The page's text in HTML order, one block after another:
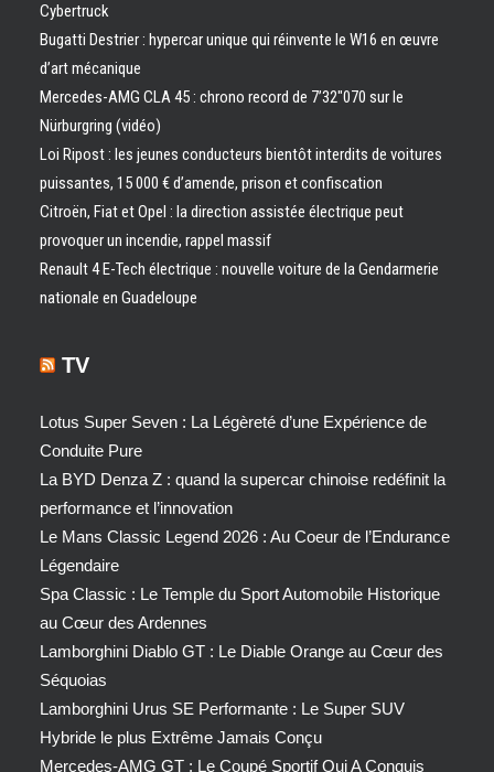
Cybertruck
Bugatti Destrier : hypercar unique qui réinvente le W16 en œuvre
d’art mécanique
Mercedes-AMG CLA 45 : chrono record de 7’32″070 sur le
Nürburgring (vidéo)
Loi Ripost : les jeunes conducteurs bientôt interdits de voitures
puissantes, 15 000 € d’amende, prison et confiscation
Citroën, Fiat et Opel : la direction assistée électrique peut
provoquer un incendie, rappel massif
Renault 4 E-Tech électrique : nouvelle voiture de la Gendarmerie
nationale en Guadeloupe
TV
Lotus Super Seven : La Légèreté d’une Expérience de
Conduite Pure
La BYD Denza Z : quand la supercar chinoise redéfinit la
performance et l’innovation
Le Mans Classic Legend 2026 : Au Coeur de l’Endurance
Légendaire
Spa Classic : Le Temple du Sport Automobile Historique
au Cœur des Ardennes
Lamborghini Diablo GT : Le Diable Orange au Cœur des
Séquoias
Lamborghini Urus SE Performante : Le Super SUV
Hybride le plus Extrême Jamais Conçu
Mercedes-AMG GT : Le Coupé Sportif Qui A Conquis